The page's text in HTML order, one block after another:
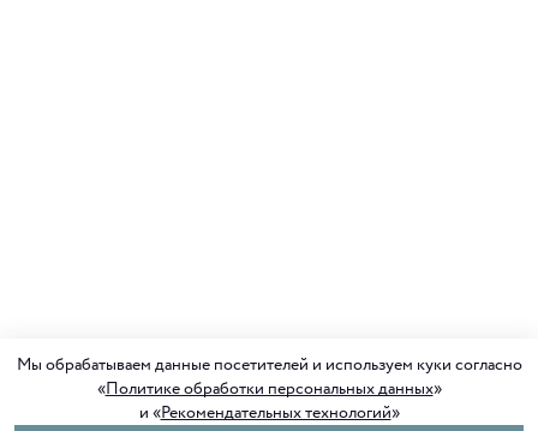
Мы обрабатываем данные посетителей и используем куки согласно
«Политике обработки персональных данных»
и «Рекомендательных технологий»